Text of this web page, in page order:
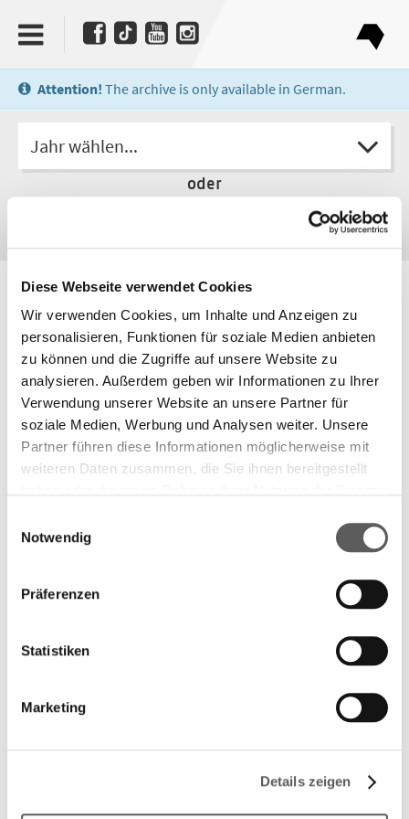
Diese Webseite verwendet Cookies
Wir verwenden Cookies, um Inhalte und Anzeigen zu
personalisieren, Funktionen für soziale Medien anbieten
zu können und die Zugriffe auf unsere Website zu
analysieren. Außerdem geben wir Informationen zu Ihrer
Verwendung unserer Website an unsere Partner für
soziale Medien, Werbung und Analysen weiter. Unsere
Partner führen diese Informationen möglicherweise mit
weiteren Daten zusammen, die Sie ihnen bereitgestellt
unsererDatenschutzerklärung.
Notwendig
Präferenzen
Statistiken
Marketing
Details zeigen
Attention! The archive is only available in German.
Jahr wählen...
oder
Autor
Martin Lechner